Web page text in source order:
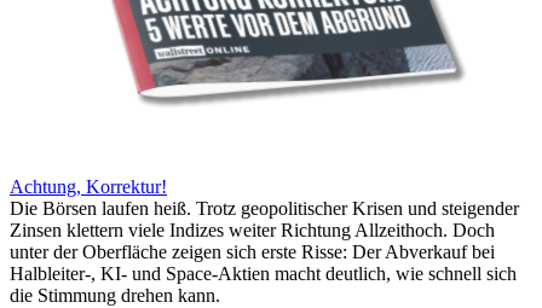
Achtung, Korrektur!
Die Börsen laufen heiß. Trotz geopolitischer Krisen und steigender
Zinsen klettern viele Indizes weiter Richtung Allzeithoch. Doch
unter der Oberfläche zeigen sich erste Risse: Der Abverkauf bei
Halbleiter-, KI- und Space-Aktien macht deutlich, wie schnell sich
die Stimmung drehen kann.